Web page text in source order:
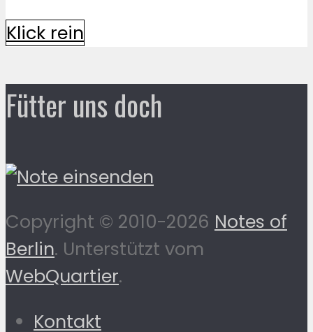
Klick rein
Fütter uns doch
Copyright © 2010-2026 Notes of
Berlin. Unterstützt vom
WebQuartier.
Kontakt